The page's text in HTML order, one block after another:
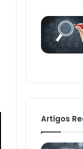
Artigos